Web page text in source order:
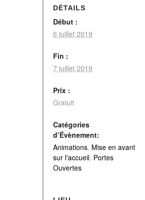
DÉTAILS
Début :
6 juillet 2019
Fin :
7 juillet 2019
Prix :
Gratuit
Catégories
d’Évènement:
Animations, Mise en avant
sur l'accueil, Portes
Ouvertes